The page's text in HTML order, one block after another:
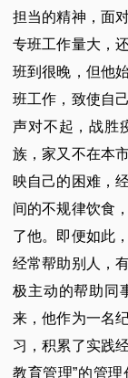
担当的精神，面
专班工作量大，
班到很晚，但他
班工作，致使自
声对不起，战胜
族，家又不在本
映自己的困难，
间的不规律饮食
了他。即便如此
经常帮助别人，
极主动的帮助同
来，他作为一名
习，积累了实践
教育管理”的管